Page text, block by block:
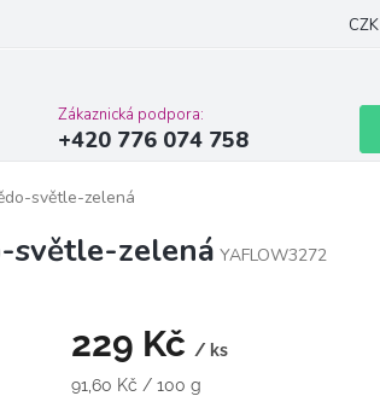
Podmínky ochrany osobních údajů
CZK
Zákaznická podpora:
+420 776 074 758
světle-zelená
světle-zelená YAFLOW3272
229 Kč / ks
Měrná
91,60 Kč / 100 g